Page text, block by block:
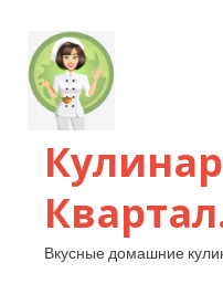
Вкусные домашние